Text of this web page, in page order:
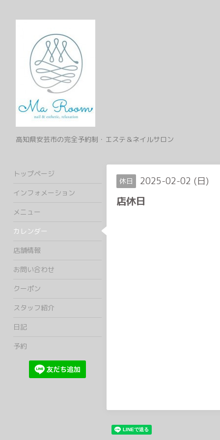
高知県安芸市の完全予約制・エステ＆ネイルサロン
休日 2025-02-02 (日)
店休日
トップページ
インフォメーション
メニュー
カレンダー
店舗情報
お問い合わせ
クーポン
スタッフ紹介
日記
予約